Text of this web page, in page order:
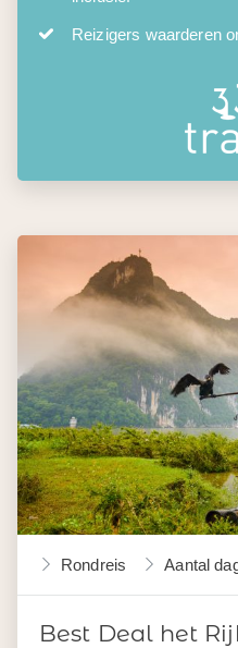
Reizigers waarderen
Rondreis Aantal
Best Deal het